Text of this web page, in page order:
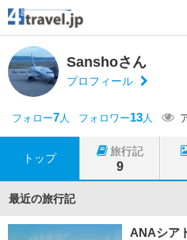
Sanshoさん
プロフィール
フォロー7人 フォロワー13人
トップ
旅行記
9
最近の旅行記
ANAシア